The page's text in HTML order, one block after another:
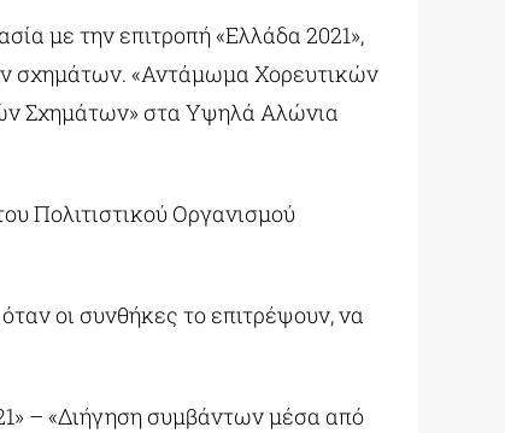
με την επιτροπή «Ελλάδα 2021»,
σχημάτων. «Αντάμωμα Χορευτικών
Σχημάτων» στα Υψηλά Αλώνια
Πολιτιστικού Οργανισμού
οι συνθήκες το επιτρέψουν, να
– «Διήγηση συμβάντων μέσα από